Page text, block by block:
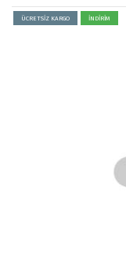
ÜCRETSİZ KARGO İNDİRİM